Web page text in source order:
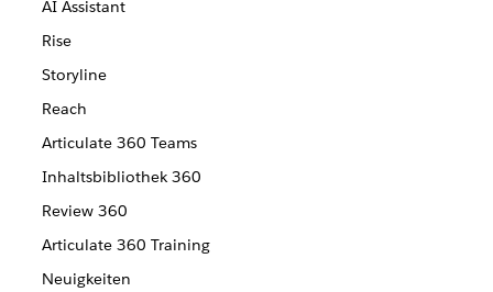
AI Assistant
Rise
Storyline
Reach
Articulate 360 Teams
Inhaltsbibliothek 360
Review 360
Articulate 360 Training
Neuigkeiten